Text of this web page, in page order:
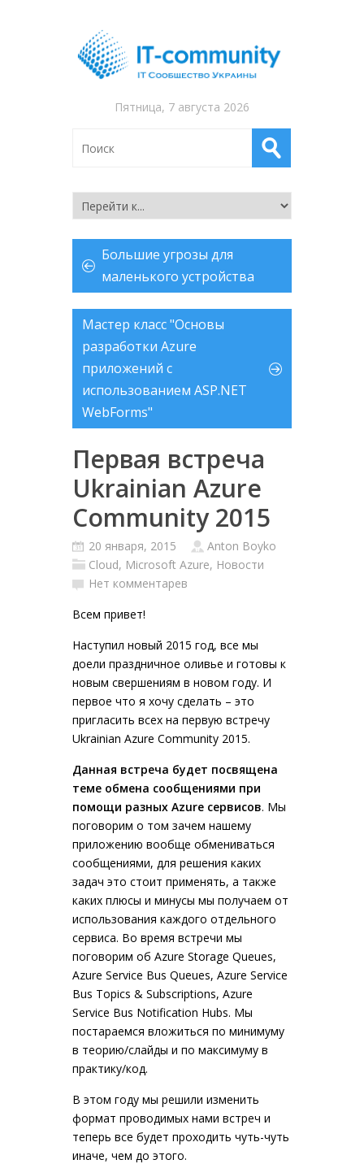
Пятница, 7 августа 2026
Большие угрозы для
маленького устройства
Мастер класс "Основы
разработки Azure
приложений с
использованием ASP.NET
WebForms"
Первая встреча
Ukrainian Azure
Community 2015
20 января, 2015
Anton Boyko
Cloud, Microsoft Azure, Новости
Нет комментарев
Всем привет!
Наступил новый 2015 год, все мы
доели праздничное оливье и готовы к
новым свершениям в новом году. И
первое что я хочу сделать – это
пригласить всех на первую встречу
Ukrainian Azure Community 2015.
Данная встреча будет посвящена
теме обмена сообщениями при
помощи разных Azure сервисов. Мы
поговорим о том зачем нашему
приложению вообще обмениваться
сообщениями, для решения каких
задач это стоит применять, а также
каких плюсы и минусы мы получаем от
использования каждого отдельного
сервиса. Во время встречи мы
поговорим об Azure Storage Queues,
Azure Service Bus Queues, Azure Service
Bus Topics & Subscriptions, Azure
Service Bus Notification Hubs. Мы
постараемся вложиться по минимуму
в теорию/слайды и по максимуму в
практику/код.
В этом году мы решили изменить
формат проводимых нами встреч и
теперь все будет проходить чуть-чуть
иначе, чем до этого.